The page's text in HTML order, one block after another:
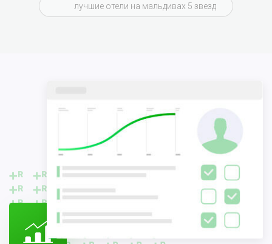
лучшие отели на мальдивах 5 звезд